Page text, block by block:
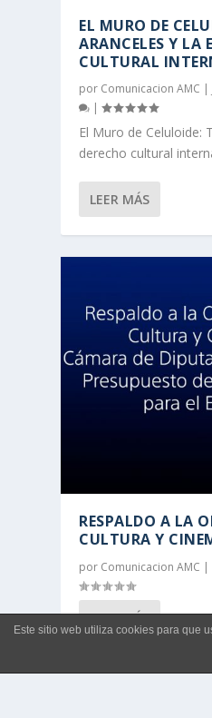
EL MURO DE
ARANCELES Y LA
CULTURAL
por Comunicacion AMC |
|
El Muro de Celuloide:
derecho cultural
LEER MÁS
RESPALDO A LA
CULTURA Y
por Comunicacion AMC |
LEER MÁS
Este sitio web utiliza cookies para que